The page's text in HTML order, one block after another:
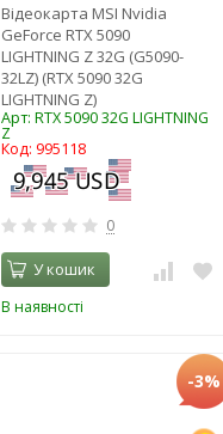
Відеокарта MSI Nvidia
GeForce RTX 5090
LIGHTNING Z 32G (G5090-
32LZ) (RTX 5090 32G
LIGHTNING Z)
Арт: RTX 5090 32G LIGHTNING
Z
Код: 995118
0
У кошик
В наявності
-3%